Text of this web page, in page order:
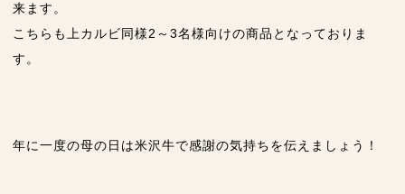
来ます。
こちらも上カルビ同様2～3名様向けの商品となっておりま
す。
年に一度の母の日は米沢牛で感謝の気持ちを伝えましょう！